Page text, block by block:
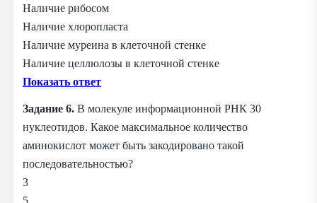
Наличие рибосом
Наличие хлоропласта
Наличие муреина в клеточной стенке
Наличие целлюлозы в клеточной стенке
Показать ответ
Задание 6. В молекуле информационной РНК 30
нуклеотидов. Какое максимальное количество
аминокислот может быть закодировано такой
последовательностью?
3